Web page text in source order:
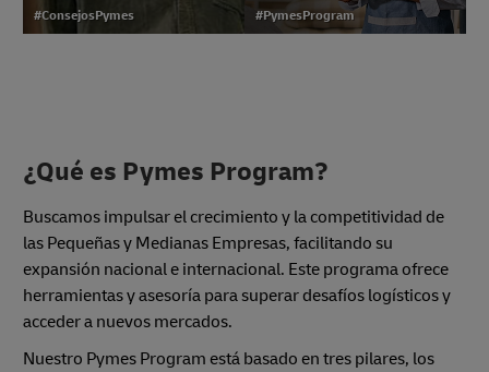
#ConsejosPymes #PymesProgram
10 imprescindibles
exitosa en México
#ConsejosPymes
¿Qué es Pymes Program?
Buscamos impulsar el crecimiento y la competitividad de
las Pequeñas y Medianas Empresas, facilitando su
expansión nacional e internacional. Este programa ofrece
herramientas y asesoría para superar desafíos logísticos y
acceder a nuevos mercados.
Nuestro Pymes Program está basado en tres pilares, los